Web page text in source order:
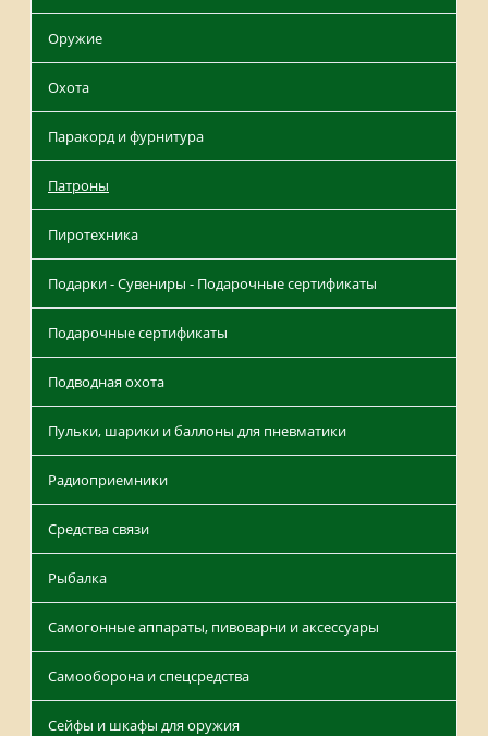
Оружие
Охота
Паракорд и фурнитура
Патроны
Пиротехника
Подарки - Сувениры - Подарочные сертификаты
Подарочные сертификаты
Подводная охота
Пульки, шарики и баллоны для пневматики
Радиоприемники
Средства связи
Рыбалка
Самогонные аппараты, пивоварни и аксессуары
Самооборона и спецсредства
Сейфы и шкафы для оружия